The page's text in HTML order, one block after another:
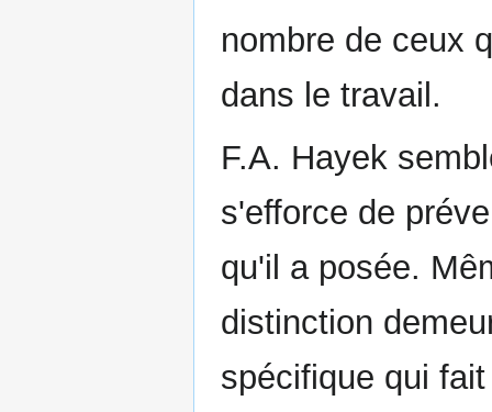
nombre de ceux
dans le travail.
F.A. Hayek
s'efforce de
qu'il a posée.
distinction
spécifique qui